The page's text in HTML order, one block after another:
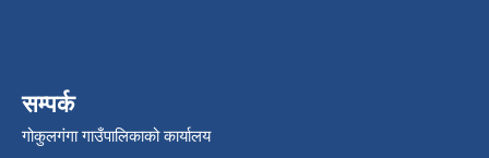
सम्पर्क
गोकुलगंगा गाउँपालिकाको कार्यालय